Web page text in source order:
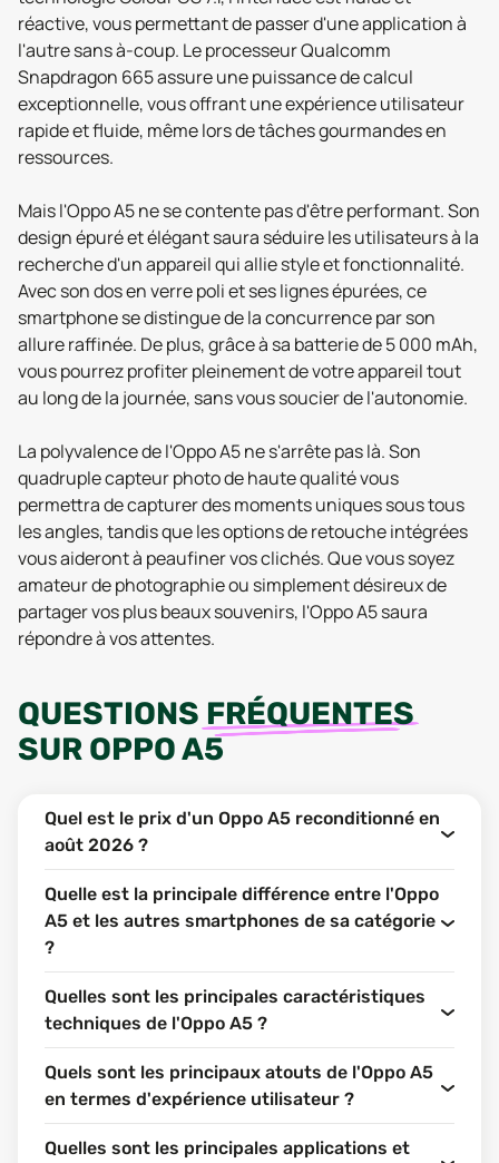
réactive, vous permettant de passer d'une application à
l'autre sans à-coup. Le processeur Qualcomm
Snapdragon 665 assure une puissance de calcul
exceptionnelle, vous offrant une expérience utilisateur
rapide et fluide, même lors de tâches gourmandes en
ressources.
Mais l'Oppo A5 ne se contente pas d'être performant. Son
design épuré et élégant saura séduire les utilisateurs à la
recherche d'un appareil qui allie style et fonctionnalité.
Avec son dos en verre poli et ses lignes épurées, ce
smartphone se distingue de la concurrence par son
allure raffinée. De plus, grâce à sa batterie de 5 000 mAh,
vous pourrez profiter pleinement de votre appareil tout
au long de la journée, sans vous soucier de l'autonomie.
La polyvalence de l'Oppo A5 ne s'arrête pas là. Son
quadruple capteur photo de haute qualité vous
permettra de capturer des moments uniques sous tous
les angles, tandis que les options de retouche intégrées
vous aideront à peaufiner vos clichés. Que vous soyez
amateur de photographie ou simplement désireux de
partager vos plus beaux souvenirs, l'Oppo A5 saura
répondre à vos attentes.
QUESTIONS FRÉQUENTES
SUR OPPO A5
Quel est le prix d'un Oppo A5 reconditionné en
août 2026 ?
Quelle est la principale différence entre l'Oppo
A5 et les autres smartphones de sa catégorie
?
Quelles sont les principales caractéristiques
techniques de l'Oppo A5 ?
Quels sont les principaux atouts de l'Oppo A5
en termes d'expérience utilisateur ?
Quelles sont les principales applications et